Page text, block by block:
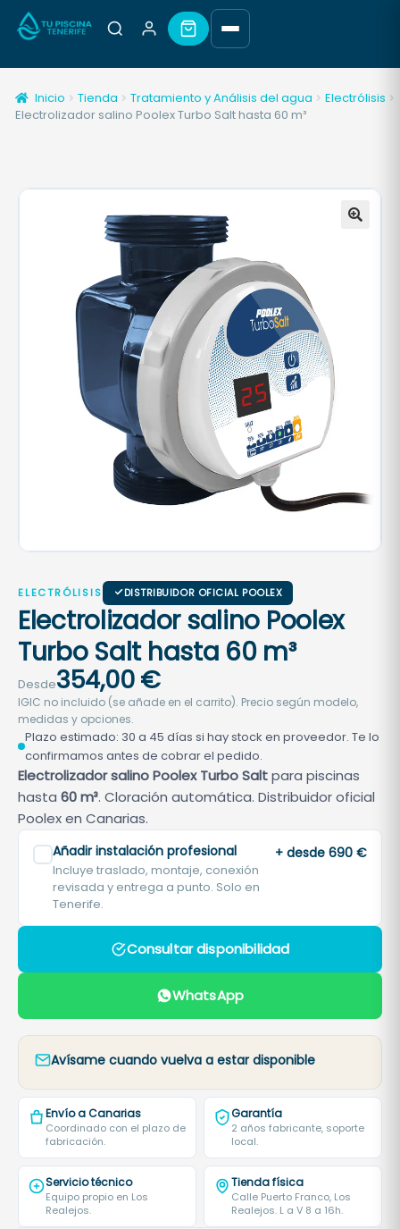
Inicio Tienda Tratamiento y Análisis del agua
Electrólisis
Electrolizador salino Poolex Turbo Salt hasta 60 m³
ELECTRÓLISIS DISTRIBUIDOR OFICIAL POOLEX
Electrolizador salino Poolex
Turbo Salt hasta 60 m³
Desde354,00€
IGIC no incluido (se añade en el carrito). Precio según modelo,
medidas y opciones.
Plazo estimado: 30 a 45 días si hay stock en proveedor. Te lo
confirmamos antes de cobrar el pedido.
Electrolizador salino Poolex Turbo Saltpara piscinas
hasta 60 m³. Cloración automática. Distribuidor oficial
Poolex en Canarias.
Añadir instalación profesional
Incluye traslado, montaje, conexión
revisada y entrega a punto. Solo en
Tenerife.
+ desde 690 €
Consultar disponibilidad
WhatsApp
Avísame cuando vuelva a estar disponible
Envío a Canarias
Coordinado con el plazo de
fabricación.
Garantía
2 años fabricante, soporte
local.
Servicio técnico
Equipo propio en Los
Realejos.
Tienda física
Calle Puerto Franco, Los
Realejos. L a V 8 a 16h.